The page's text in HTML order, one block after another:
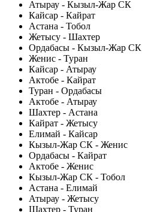
Атырау - Кызыл-Жар СК
Кайсар - Кайрат
Астана - Тобол
Жетысу - Шахтер
Ордабасы - Кызыл-Жар СК
Женис - Туран
Кайсар - Атырау
Актобе - Кайрат
Туран - Ордабасы
Актобе - Атырау
Шахтер - Астана
Кайрат - Жетысу
Елимай - Кайсар
Кызыл-Жар СК - Женис
Ордабасы - Кайрат
Актобе - Женис
Кызыл-Жар СК - Тобол
Астана - Елимай
Атырау - Жетысу
Шахтер - Туран